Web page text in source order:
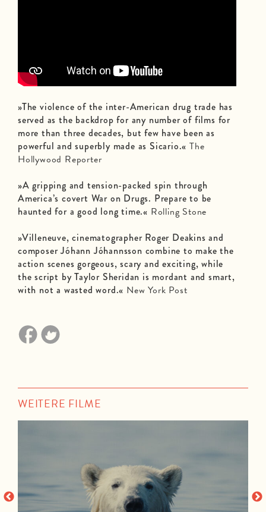
»The violence of the inter-American drug trade has
served as the backdrop for any number of films for
more than three decades, but few have been as
powerful and superbly made as Sicario.« The
Hollywood Reporter
»A gripping and tension-packed spin through
America’s covert War on Drugs. Prepare to be
haunted for a good long time.« Rolling Stone
»Villeneuve, cinematographer Roger Deakins and
composer Jóhann Jóhannsson combine to make the
action scenes gorgeous, scary and exciting, while
the script by Taylor Sheridan is mordant and smart,
with not a wasted word.« New York Post
WEITERE FILME